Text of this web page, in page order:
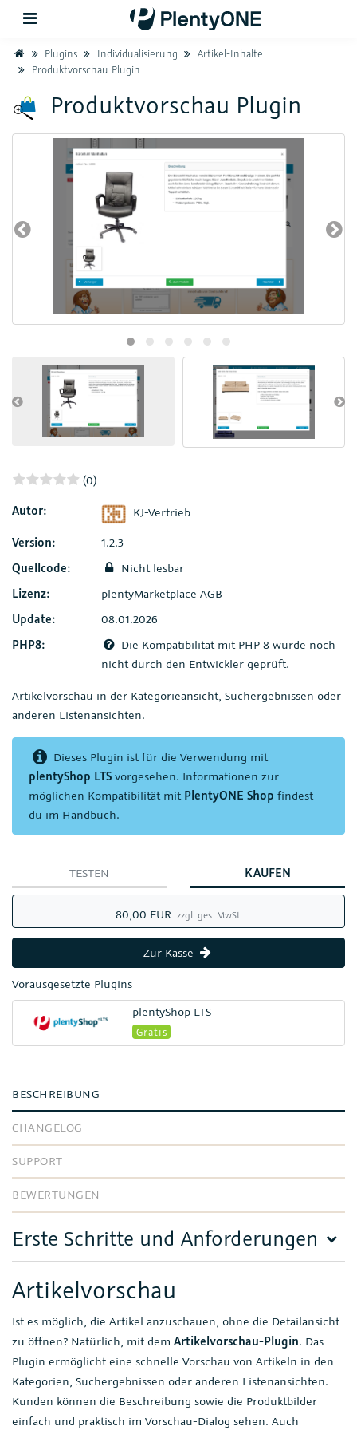
Zurück
Support
Einrichtung
HomePlugins Individualisierung
Artikel-Inhalte
Produktvorschau Plugin
Produktvorschau Plugin
(0)
Autor:
KJ-Vertrieb
Version:
1.2.3
Quellcode:
Nicht lesbar
Lizenz:
plentyMarketplace AGB
Update:
08.01.2026
PHP8:
Die Kompatibilität mit PHP 8 wurde noch
nicht durch den Entwickler geprüft.
Artikelvorschau in der Kategorieansicht, Suchergebnissen oder
anderen Listenansichten.
Dieses Plugin ist für die Verwendung mit
plentyShop LTS vorgesehen. Informationen zur
möglichen Kompatibilität mit PlentyONE Shop findest
du im Handbuch.
TESTEN KAUFEN
80,00 EUR zzgl. ges. MwSt.
Zur Kasse
Vorausgesetzte Plugins
plentyShop LTS
Gratis
BESCHREIBUNG
CHANGELOG
SUPPORT
BEWERTUNGEN
Erste Schritte und Anforderungen
Artikelvorschau
Ist es möglich, die Artikel anzuschauen, ohne die Detailansicht
zu öffnen? Natürlich, mit dem Artikelvorschau-Plugin. Das
Plugin ermöglicht eine schnelle Vorschau von Artikeln in den
Kategorien, Suchergebnissen oder anderen Listenansichten.
Kunden können die Beschreibung sowie die Produktbilder
einfach und praktisch im Vorschau-Dialog sehen. Auch